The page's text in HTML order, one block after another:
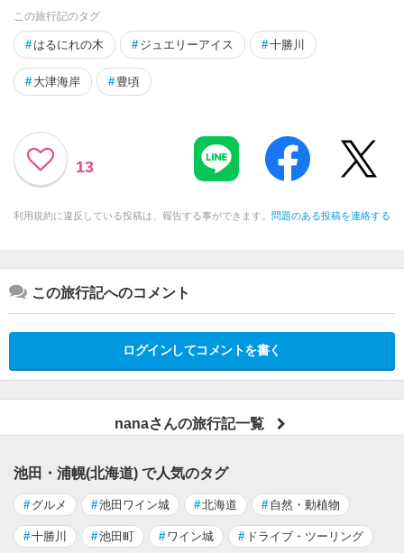
この旅行記のタグ
# はるにれの木 # ジュエリーアイス #十勝川
# 大津海岸 # 豊頃
13
利用規約に違反している投稿は、報告する事ができます。 問題のある投稿を連絡する
この旅行記へのコメント
ログインしてコメントを書く
nanaさんの旅行記一覧
池田・浦幌(北海道) で人気のタグ
# グルメ #池田ワイン城 #北海道 # 自然・動植物
#十勝川 #池田町 # ワイン城 # ドライブ・ツーリング